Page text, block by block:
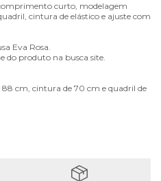
curto, modelagem
cintura de elástico e ajuste com
Eva Rosa.
do produto na busca site.
cm, cintura de 70 cm e quadril de